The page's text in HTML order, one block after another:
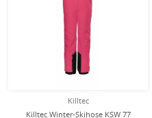
Killtec
Killtec Winter-Skihose KSW 77